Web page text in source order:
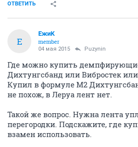
ОТВЕТИТЬ
Е
ЕжиK
member
04 мая 2015 Puzynin
Где можно купить
Дихтунгсбанд или Вибростек
Купил в формуле М2
не похож, в Леруа лент нет.
Такой же вопрос. Нужна лента
перегородки. Подскажите, где
взамен использовать.